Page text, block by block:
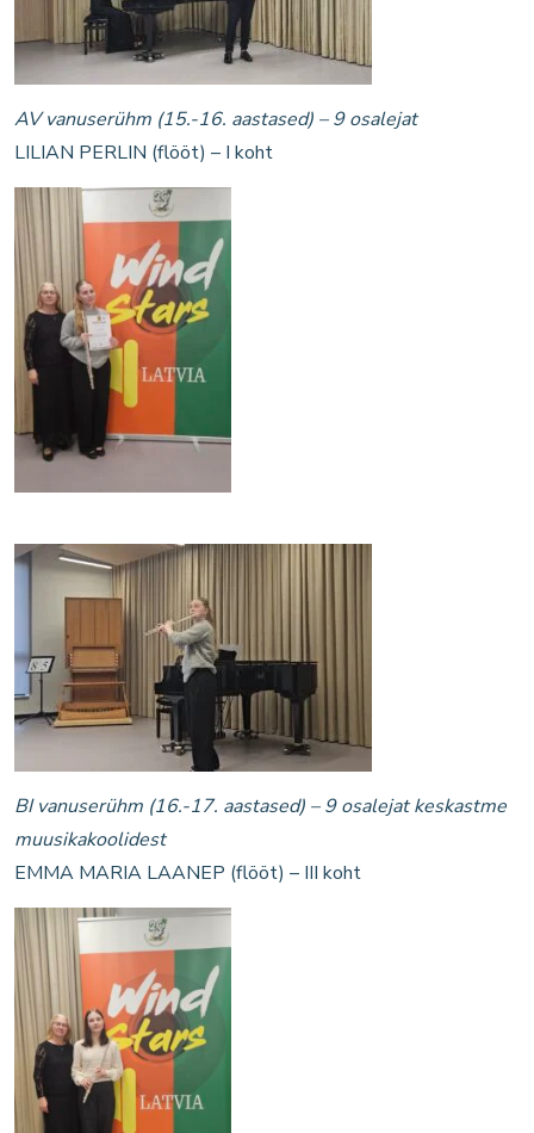
AV vanuserühm (15.-16. aastased) – 9 osalejat
LILIAN PERLIN (flööt) – I koht
BI vanuserühm (16.-17. aastased) – 9 osalejat keskastme
muusikakoolidest
EMMA MARIA LAANEP (flööt) – III koht